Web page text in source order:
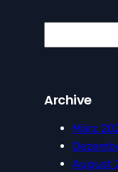
e
c
Archive
März
August